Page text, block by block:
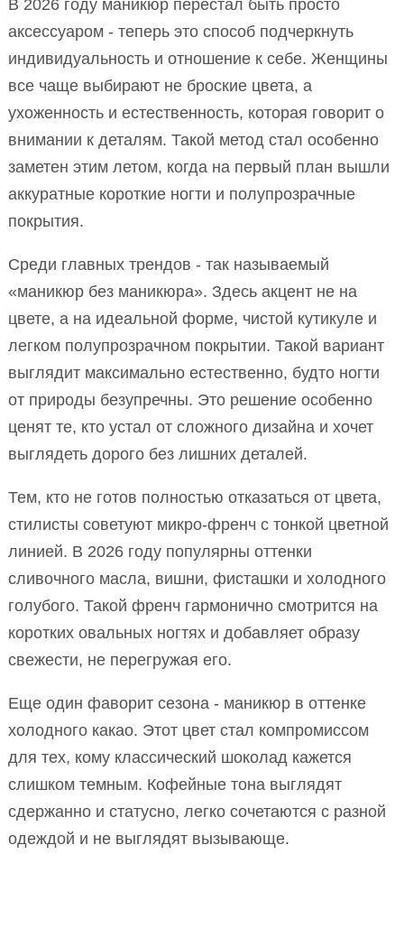
В 2026 году маникюр перестал быть просто
аксессуаром - теперь это способ подчеркнуть
индивидуальность и отношение к себе. Женщины
все чаще выбирают не броские цвета, а
ухоженность и естественность, которая говорит о
внимании к деталям. Такой метод стал особенно
заметен этим летом, когда на первый план вышли
аккуратные короткие ногти и полупрозрачные
покрытия.
Среди главных трендов - так называемый
«маникюр без маникюра». Здесь акцент не на
цвете, а на идеальной форме, чистой кутикуле и
легком полупрозрачном покрытии. Такой вариант
выглядит максимально естественно, будто ногти
от природы безупречны. Это решение особенно
ценят те, кто устал от сложного дизайна и хочет
выглядеть дорого без лишних деталей.
Тем, кто не готов полностью отказаться от цвета,
стилисты советуют микро-френч с тонкой цветной
линией. В 2026 году популярны оттенки
сливочного масла, вишни, фисташки и холодного
голубого. Такой френч гармонично смотрится на
коротких овальных ногтях и добавляет образу
свежести, не перегружая его.
Еще один фаворит сезона - маникюр в оттенке
холодного какао. Этот цвет стал компромиссом
для тех, кому классический шоколад кажется
слишком темным. Кофейные тона выглядят
сдержанно и статусно, легко сочетаются с разной
одеждой и не выглядят вызывающе.